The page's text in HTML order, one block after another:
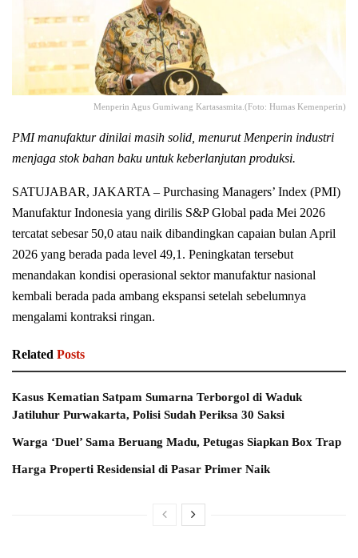
Menperin Agus Gumiwang Kartasasmita.(Foto: Humas Kemenperin)
PMI manufaktur dinilai masih solid, menurut Menperin industri
menjaga stok bahan baku untuk keberlanjutan produksi.
SATUJABAR, JAKARTA – Purchasing Managers’ Index (PMI)
Manufaktur Indonesia yang dirilis S&P Global pada Mei 2026
tercatat sebesar 50,0 atau naik dibandingkan capaian bulan April
2026 yang berada pada level 49,1. Peningkatan tersebut
menandakan kondisi operasional sektor manufaktur nasional
kembali berada pada ambang ekspansi setelah sebelumnya
mengalami kontraksi ringan.
Related Posts
Kasus Kematian Satpam Sumarna Terborgol di Waduk
Jatiluhur Purwakarta, Polisi Sudah Periksa 30 Saksi
Warga ‘Duel’ Sama Beruang Madu, Petugas Siapkan Box Trap
Harga Properti Residensial di Pasar Primer Naik